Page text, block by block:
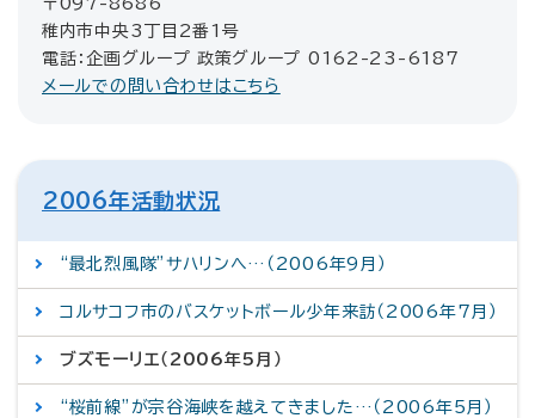
〒097-8686
稚内市中央3丁目2番1号
電話：企画グループ 政策グループ 0162-23-6187
メールでの問い合わせはこちら
2006年活動状況
“最北烈風隊”サハリンへ…（2006年9月）
コルサコフ市のバスケットボール少年来訪（2006年7月）
ブズモーリエ（2006年5月）
“桜前線”が宗谷海峡を越えてきました…（2006年5月）